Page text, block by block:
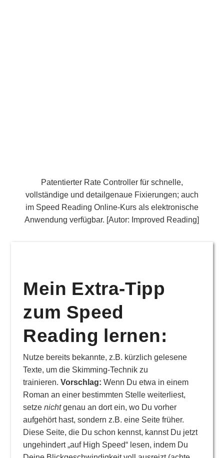
Patentierter Rate Controller für schnelle,
vollständige und detailgenaue Fixierungen; auch
im Speed Reading Online-Kurs als elektronische
Anwendung verfügbar. [Autor: Improved Reading]
Mein Extra-Tipp
zum Speed
Reading lernen:
Nutze bereits bekannte, z.B. kürzlich gelesene
Texte, um die Skimming-Technik zu
trainieren.Vorschlag: Wenn Du etwa in einem
Roman an einer bestimmten Stelle weiterliest,
setzenichtgenau an dort ein, wo Du vorher
aufgehört hast, sondern z.B. eine Seite früher.
Diese Seite, die Du schon kennst, kannst Du jetzt
ungehindert „auf High Speed“ lesen, indem Du